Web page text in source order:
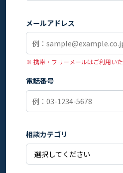
メールアドレス
※ 携帯・フリーメールはご利用い
電話番号
相談カテゴリ